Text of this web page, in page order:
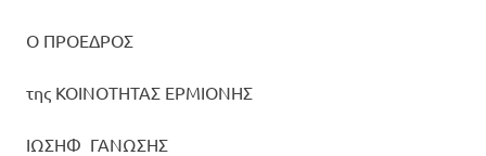
Ο ΠΡΟΕΔΡΟΣ
της ΚΟΙΝΟΤΗΤΑΣ ΕΡΜΙΟΝΗΣ
ΙΩΣΗΦ ΓΑΝΩΣΗΣ